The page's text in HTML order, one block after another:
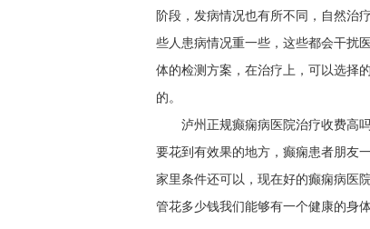
阶段，发病情况也有所不同，自然治
些人患病情况重一些，这些都会干扰
体的检测方案，在治疗上，可以选择
的。
泸州正规癫痫病医院治疗收费高
要花到有效果的地方，癫痫患者朋友
家里条件还可以，现在好的癫痫病医
管花多少钱我们能够有一个健康的身